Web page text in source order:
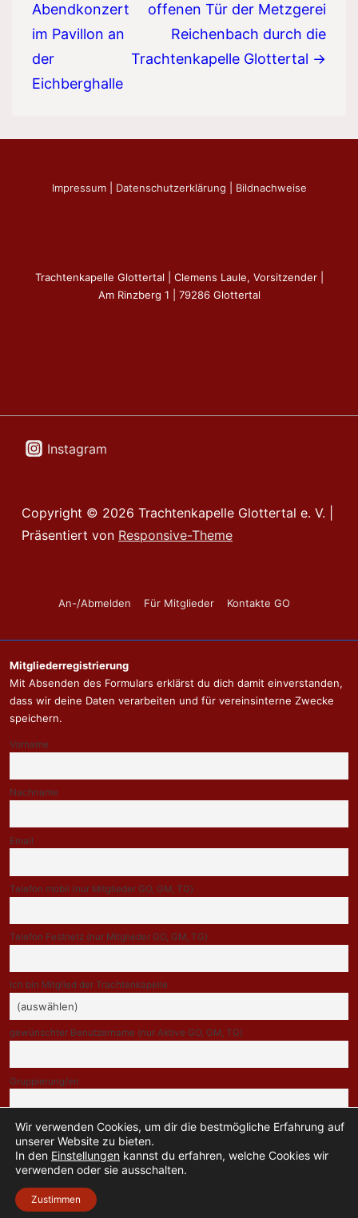
Abendkonzert
im Pavillon an
der
Eichberghalle
offenen Tür der Metzgerei
Reichenbach durch die
Trachtenkapelle Glottertal →
Impressum| Datenschutzerklärung Bildnachweise
Trachtenkapelle Glottertal | Clemens Laule, Vorsitzender |
Am Rinzberg 1 | 79286 Glottertal
Instagram
Copyright © 2026 Trachtenkapelle Glottertal e. V.
Präsentiert von Responsive-Theme
Footer-
An-/Abmelden Für Mitglieder Kontakte GO
Mitgliederregistrierung
Mit Absenden des Formulars erklärst du dich damit einverstanden,
dass wir deine Daten verarbeiten und für vereinsinterne Zwecke
speichern.
Vorname
Nachname
Email
Telefon mobil (nur Mitglieder GO, GM, TG)
Telefon Festnetz (nur Mitglieder GO, GM, TG)
Ich bin Mitglied der Trachtenkapelle
gewünschter Benutzername (nur Aktive GO, GM, TG)
Gruppierung/en
Indem Du fortfährst, akzeptierst Du unsere Datenschutzerklärung.
Wir verwenden Cookies, um dir die bestmögliche Erfahrung auf
unserer Website zu bieten.
In den Einstellungen kannst du erfahren, welche Cookies wir
verwenden oder sie ausschalten.
Zustimmen